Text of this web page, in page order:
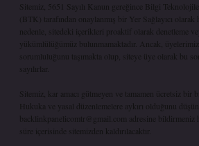
Sitemiz, 5651 Sayılı Kanun gereğince Bilgi
(BTK) tarafından onaylanmış bir Yer Sağlayıcı
nedenle, sitedeki içerikleri proaktif olarak denetleme
yükümlülüğümüz bulunmamaktadır. Ancak,
sorumluluğunu taşımakta olup, siteye üye olarak bu
sayılırlar.
Sitemiz, kar amacı gütmeyen ve tamamen ücretsiz bir
Hukuka ve yasal düzenlemelere aykırı olduğunu
backlinkpanelicomtr@gmail.com
adresine bildirmeniz
süre içerisinde sitemizden kaldırılacaktır.